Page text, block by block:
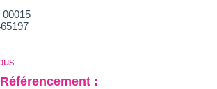
00015
: